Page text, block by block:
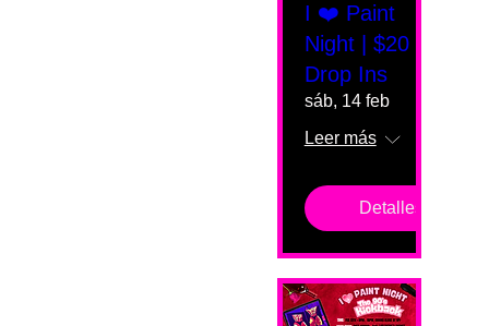
I ❤️ Paint
Night | $20
Drop Ins
sáb, 14 feb
Leer más
Detalles